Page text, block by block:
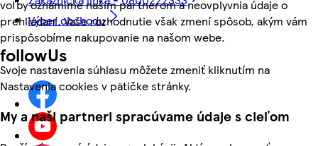
voľby oznámime našim partnerom a neovplyvnia údaje o
prehliadaní. Vaše rozhodnutie však zmení spôsob, akým vám
prispôsobíme nakupovanie na našom webe.
Svoje nastavenia súhlasu môžete zmeniť kliknutím na
Nastavenia cookies v pätičke stránky.
My a naši partneri spracúvame údaje s cieľom
Výber obchodu
followUs